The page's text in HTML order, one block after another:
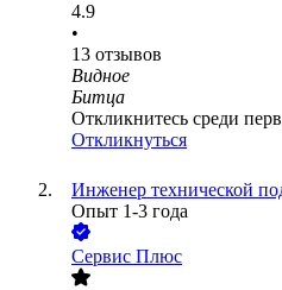
4.9
•
13 отзывов
Видное
Битца
Откликнитесь среди
Откликнуться
Инженер технической
Опыт 1-3 года
Сервис Плюс